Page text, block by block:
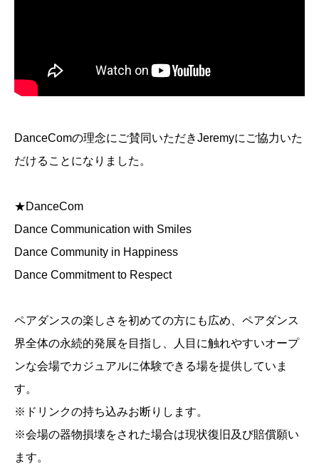
DanceComの理念にご賛同いただきJeremyにご協力いた
だけることになりました。
★DanceCom
Dance Communication with Smiles
Dance Community in Happiness
Dance Commitment to Respect
ペアダンスの楽しさを初めての方にも広め、ペアダンス
界全体の永続的発展を目指し、人目に触れやすいオープ
ンな会場でカジュアルに体験できる場を提供していま
す。
※ドリンクの持ち込みお断りします。
※会場の器物損壊をされた場合は現状復旧及び賠償願い
ます。